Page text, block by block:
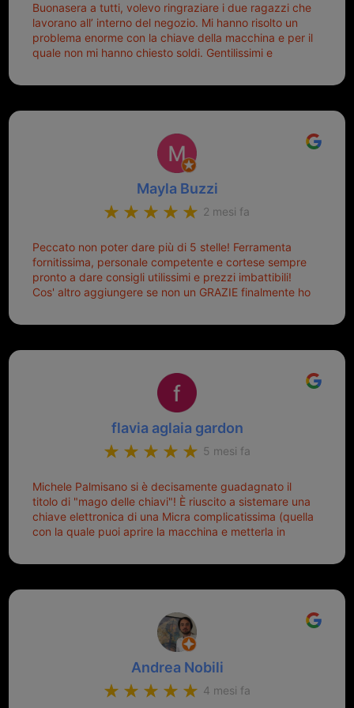
Buonasera a tutti, volevo ringraziare i due ragazzi che
lavorano all’ interno del negozio. Mi hanno risolto un
problema enorme con la chiave della macchina e per il
quale non mi hanno chiesto soldi. Gentilissimi e
Sicuramente tornerò qui per qualsiasi altro problema.
Mayla Buzzi
2 mesi fa
Peccato non poter dare più di 5 stelle! Ferramenta
fornitissima, personale competente e cortese sempre
pronto a dare consigli utilissimi e prezzi imbattibili!
Cos' altro aggiungere se non un GRAZIE finalmente ho
mio riferimento. Ah dimenticavo...da loro sono riuscita
Top top top!!!
flavia aglaia gardon
5 mesi fa
Michele Palmisano si è decisamente guadagnato il
titolo di "mago delle chiavi"! È riuscito a sistemare una
chiave elettronica di una Micra complicatissima (quella
con la quale puoi aprire la macchina e metterla in
pronta per la pattumiera... Avevo passato mesi con le
il coperchietto, la chiave era fissata con un filo di
che non ti staccasse la chiave dal blocchetto e
talvolta non faceva bene il contatto nel quadro e
bisognava armeggiare un po', praticamente entrare e
mettere in moto era un terno al Lotto; ormai pensavo
di dover prendere un mutuo per ricomprarle alla
Nissan... e invece ho scoperto che la Ferramenta
Andrea Nobili
4 mesi fa